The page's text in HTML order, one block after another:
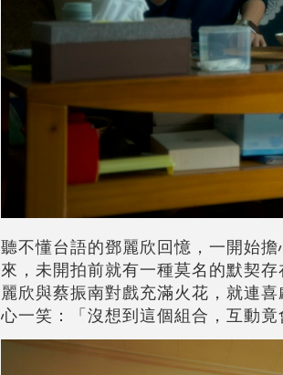
聽不懂台語的鄧麗欣回憶，一開始
來，未開拍前就有一種莫名的默契
麗欣與蔡振南對戲充滿火花，就連
心一笑：「沒想到這個組合，互動竟